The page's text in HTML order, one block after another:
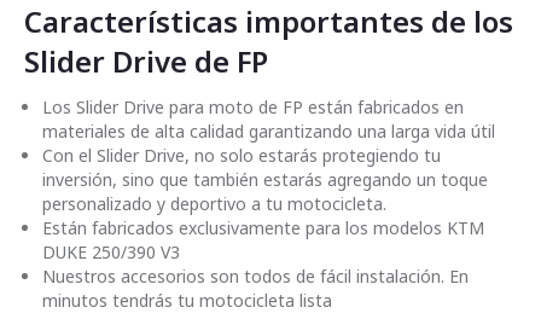
Características importantes de los
Slider Drive de FP
Los Slider Drive para moto de FP están fabricados en
materiales de alta calidad garantizando una larga vida útil
Con el Slider Drive, no solo estarás protegiendo tu
inversión, sino que también estarás agregando un toque
personalizado y deportivo a tu motocicleta.
Están fabricados exclusivamente para los modelos KTM
DUKE 250/390 V3
Nuestros accesorios son todos de fácil instalación. En
minutos tendrás tu motocicleta lista